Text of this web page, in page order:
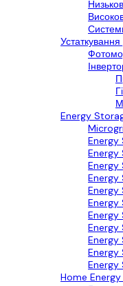
Energy
Energy
Energy
Energy
Energy
Energy
Energy
Energy
Energy
Energy
Energy
Energy
Home